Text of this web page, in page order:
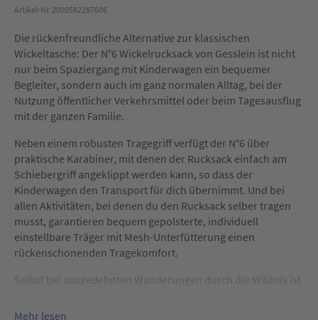
Artikel-Nr. 2000582287606
Die rückenfreundliche Alternative zur klassischen
Wickeltasche: Der N°6 Wickelrucksack von Gesslein ist nicht
nur beim Spaziergang mit Kinderwagen ein bequemer
Begleiter, sondern auch im ganz normalen Alltag, bei der
Nutzung öffentlicher Verkehrsmittel oder beim Tagesausflug
mit der ganzen Familie.
Neben einem robusten Tragegriff verfügt der N°6 über
praktische Karabiner, mit denen der Rucksack einfach am
Schiebergriff angeklippt werden kann, so dass der
Kinderwagen den Transport für dich übernimmt. Und bei
allen Aktivitäten, bei denen du den Rucksack selber tragen
musst, garantieren bequem gepolsterte, individuell
einstellbare Träger mit Mesh-Unterfütterung einen
rückenschonenden Tragekomfort.
Selbst bei ausgedehnten Wanderungen durch die Wildnis ist
atmungsaktiver Mesh-Polsterung ausgestattet ist und eine
Mehr lesen